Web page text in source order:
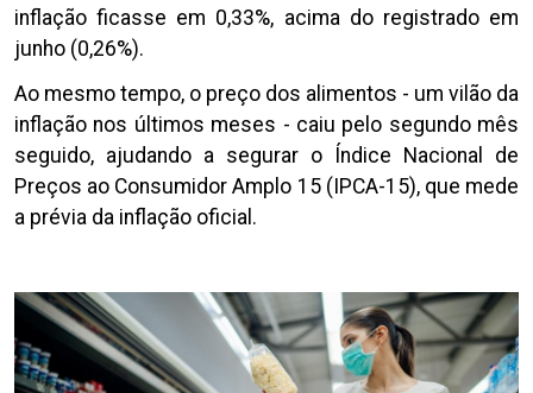
inflação ficasse em 0,33%, acima do registrado em
junho (0,26%).
Ao mesmo tempo, o preço dos alimentos - um vilão da
inflação nos últimos meses - caiu pelo segundo mês
seguido, ajudando a segurar o Índice Nacional de
Preços ao Consumidor Amplo 15 (IPCA-15), que mede
a prévia da inflação oficial.